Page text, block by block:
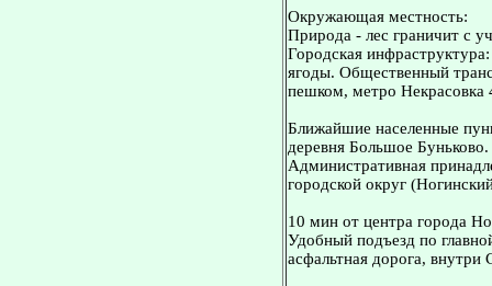
Окружающая местность:
Природа - лес граничит с
Городская
ягоды. Общественный
пешком, метро Некрасовка
Ближайшие населенные
деревня Большое Буньково.
Административная
городской округ
10 мин от центра города
Удобный подъезд по
асфальтная дорога, внутри